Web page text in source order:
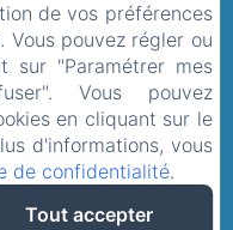
LES
06400, France
55
de vos préférences
pouvez régler ou
sur "Paramétrer mes
Vous pouvez
en cliquant sur le
d'informations, vous
de confidentialité.
Tout accepter